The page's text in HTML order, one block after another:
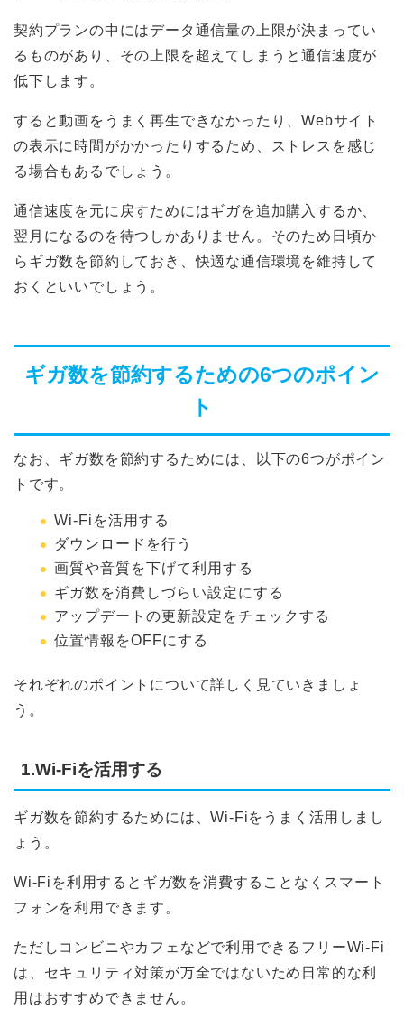
契約プランの中にはデータ通信量の上限が決まってい
るものがあり、その上限を超えてしまうと通信速度が
低下します。
すると動画をうまく再生できなかったり、Webサイト
の表示に時間がかかったりするため、ストレスを感じ
る場合もあるでしょう。
通信速度を元に戻すためにはギガを追加購入するか、
翌月になるのを待つしかありません。そのため日頃か
らギガ数を節約しておき、快適な通信環境を維持して
おくといいでしょう。
ギガ数を節約するための6つのポイン
ト
なお、ギガ数を節約するためには、以下の6つがポイン
トです。
Wi-Fiを活用する
ダウンロードを行う
画質や音質を下げて利用する
ギガ数を消費しづらい設定にする
アップデートの更新設定をチェックする
位置情報をOFFにする
それぞれのポイントについて詳しく見ていきましょ
う。
1.Wi-Fiを活用する
ギガ数を節約するためには、Wi-Fiをうまく活用しまし
ょう。
Wi-Fiを利用するとギガ数を消費することなくスマート
フォンを利用できます。
ただしコンビニやカフェなどで利用できるフリーWi-Fi
は、セキュリティ対策が万全ではないため日常的な利
用はおすすめできません。